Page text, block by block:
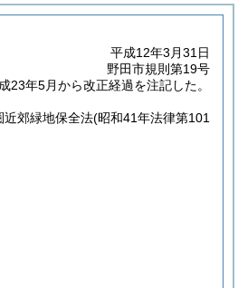
平成12年3月31日
野田市規則第19号
年5月から改正経過を注記した。
近郊緑地保全法(昭和41年法律第101